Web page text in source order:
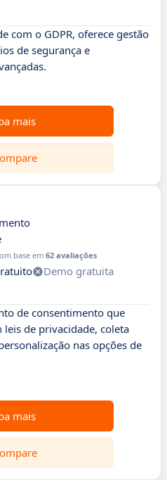
com o GDPR, oferece gestão
de segurança e
mais
base em62 avaliações
Demo gratuita
de consentimento que
de privacidade, coleta
nas opções de
mais